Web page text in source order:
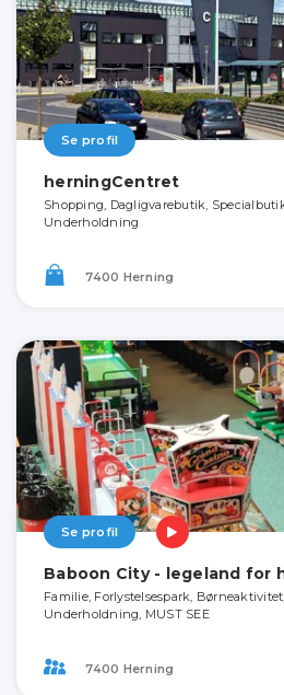
Se profil
herningCentret
Shopping, Dagligvarebutik,
Underholdning
7400 Herning
Se profil
Baboon City - legeland for
Familie, Forlystelsespark,
Underholdning, MUST SEE
7400 Herning